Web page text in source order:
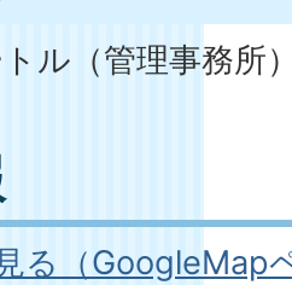
ル（管理事務所
る（GoogleMap